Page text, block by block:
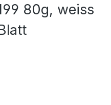
80g, weiss